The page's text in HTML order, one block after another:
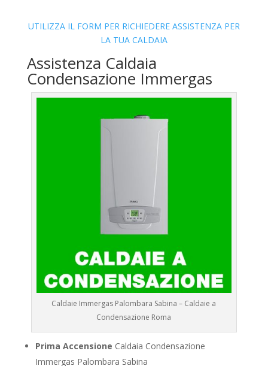
UTILIZZA IL FORM PER RICHIEDERE ASSISTENZA PER
LA TUA CALDAIA
Assistenza Caldaia
Condensazione Immergas
Caldaie Immergas Palombara Sabina – Caldaie a
Condensazione Roma
Prima Accensione Caldaia Condensazione
Immergas Palombara Sabina